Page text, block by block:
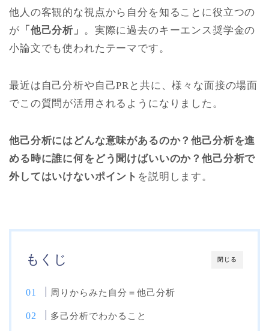
他人の客観的な視点から自分を知ることに役立つの
が 「他己分析」 。 実際に過去のキーエンス奨学金の
小論文でも使われたテーマです。
最近は自己分析や自己PRと共に、様々な面接の場面
でこの質問が活用されるようになりました。
他己分析にはどんな意味があるのか？他己分析を進
める時に誰に何をどう聞けばいいのか？他己分析で
外してはいけないポイント を説明します。
閉じる
もくじ
周りからみた自分＝他己分析
多己分析でわかること